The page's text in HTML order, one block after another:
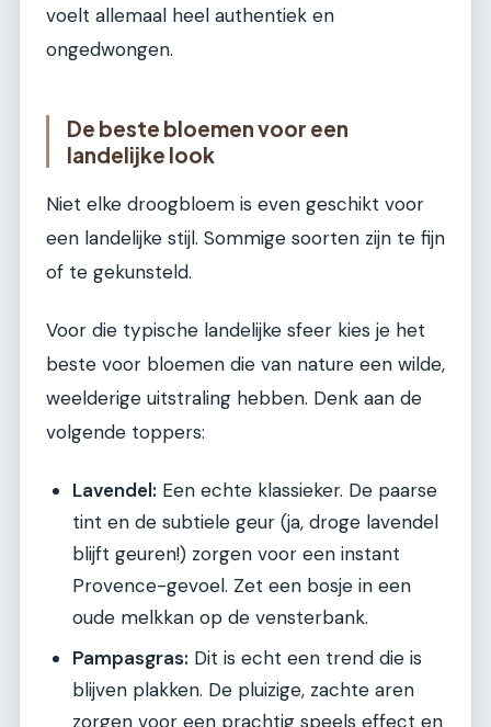
voelt allemaal heel authentiek en
ongedwongen.
De beste bloemen voor een
landelijke look
Niet elke droogbloem is even geschikt voor
een landelijke stijl. Sommige soorten zijn te fijn
of te gekunsteld.
Voor die typische landelijke sfeer kies je het
beste voor bloemen die van nature een wilde,
weelderige uitstraling hebben. Denk aan de
volgende toppers:
Lavendel: Een echte klassieker. De paarse
tint en de subtiele geur (ja, droge lavendel
blijft geuren!) zorgen voor een instant
Provence-gevoel. Zet een bosje in een
oude melkkan op de vensterbank.
Pampasgras: Dit is echt een trend die is
blijven plakken. De pluizige, zachte aren
zorgen voor een prachtig speels effect en